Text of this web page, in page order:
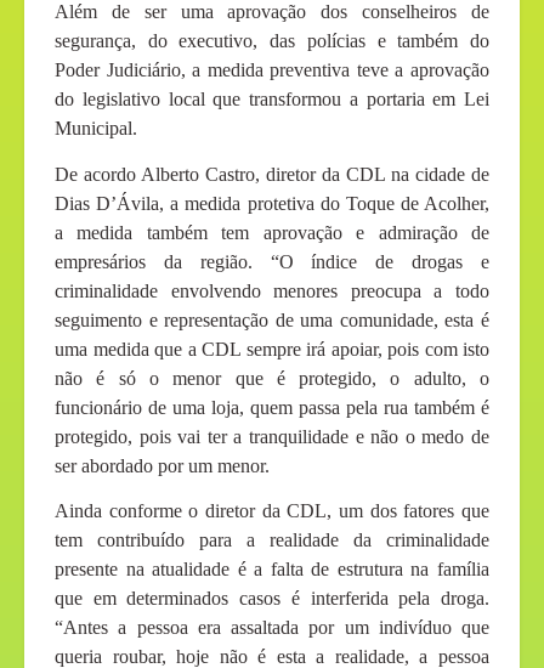
Além de ser uma aprovação dos conselheiros de
segurança, do executivo, das polícias e também do
Poder Judiciário, a medida preventiva teve a aprovação
do legislativo local que transformou a portaria em Lei
Municipal.
De acordo Alberto Castro, diretor da CDL na cidade de
Dias D’Ávila, a medida protetiva do Toque de Acolher,
a medida também tem aprovação e admiração de
empresários da região. “O índice de drogas e
criminalidade envolvendo menores preocupa a todo
seguimento e representação de uma comunidade, esta é
uma medida que a CDL sempre irá apoiar, pois com isto
não é só o menor que é protegido, o adulto, o
funcionário de uma loja, quem passa pela rua também é
protegido, pois vai ter a tranquilidade e não o medo de
ser abordado por um menor.
Ainda conforme o diretor da CDL, um dos fatores que
tem contribuído para a realidade da criminalidade
presente na atualidade é a falta de estrutura na família
que em determinados casos é interferida pela droga.
“Antes a pessoa era assaltada por um indivíduo que
queria roubar, hoje não é esta a realidade, a pessoa